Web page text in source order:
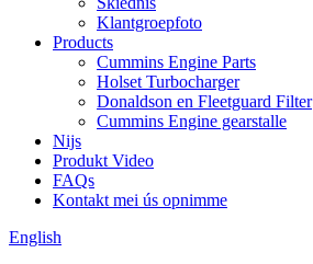
Klantgroepfoto
Products
Cummins Engine Parts
Holset Turbocharger
Donaldson en Fleetguard Filter
Cummins Engine gearstalle
Nijs
Produkt Video
FAQs
Kontakt mei ús opnimme
English